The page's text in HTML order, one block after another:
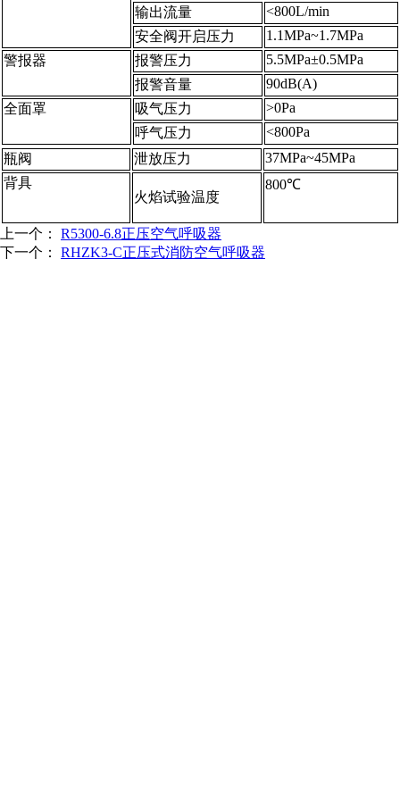
输出流量
<800L/min
安全阀开启压力
1.1MPa~1.7MPa
警报器
报警压力
5.5MPa±0.5MPa
报警音量
90dB(A)
全面罩
吸气压力
>0Pa
呼气压力
<800Pa
瓶阀
泄放压力
37MPa~45MPa
背具
火焰试验温度
800℃
上一个： R5300-6.8正压空气呼吸器
下一个： RHZK3-C正压式消防空气呼吸器